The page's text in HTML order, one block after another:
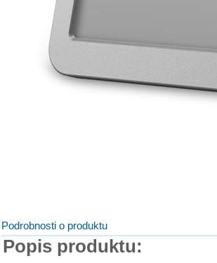
Podrobnosti o produktu
Popis produktu: